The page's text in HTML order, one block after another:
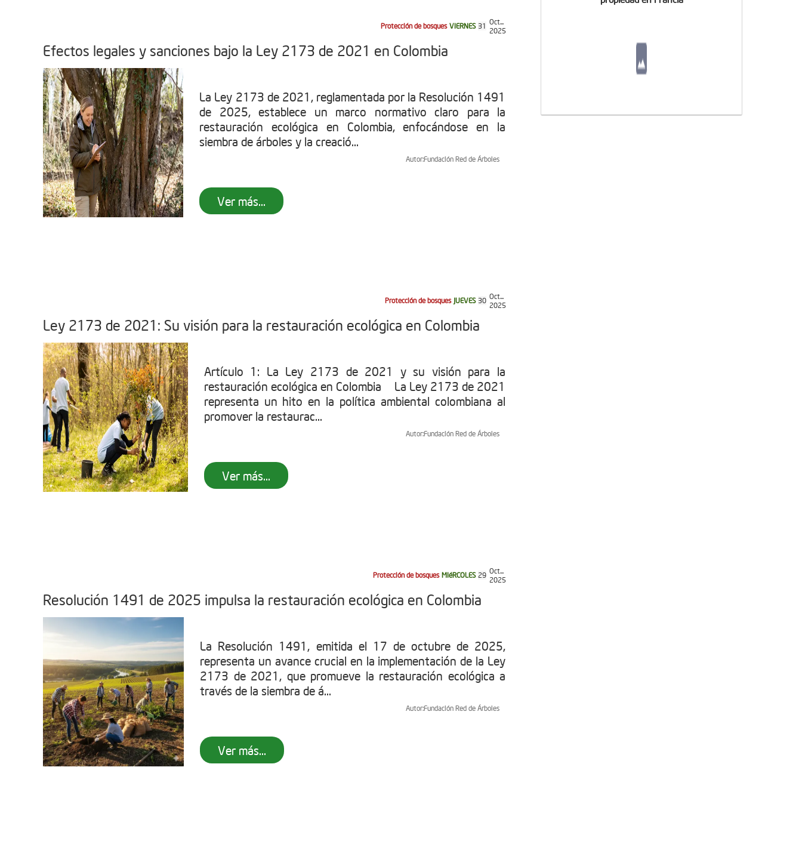
Protección de bosques VIERNES 31 Oct...
2025
Efectos legales y sanciones bajo la Ley 2173 de 2021 en Colombia
La Ley 2173 de 2021, reglamentada por la Resolución 1491
de 2025, establece un marco normativo claro para la
restauración ecológica en Colombia, enfocándose en la
siembra de árboles y la creació...
Autor:Fundación Red de Árboles
Ver más...
Protección de bosques JUEVES 30 Oct...
2025
Ley 2173 de 2021: Su visión para la restauración ecológica en Colombia
Artículo 1: La Ley 2173 de 2021 y su visión para la
restauración ecológica en Colombia La Ley 2173 de 2021
representa un hito en la política ambiental colombiana al
promover la restaurac...
Autor:Fundación Red de Árboles
Ver más...
Protección de bosques MIéRCOLES 29 Oct...
2025
Resolución 1491 de 2025 impulsa la restauración ecológica en Colombia
La Resolución 1491, emitida el 17 de octubre de 2025,
representa un avance crucial en la implementación de la Ley
2173 de 2021, que promueve la restauración ecológica a
través de la siembra de á...
Autor:Fundación Red de Árboles
Ver más...